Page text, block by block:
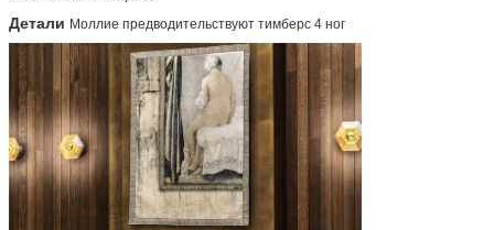
Детали Моллие предводительствуют тимберс 4 ног